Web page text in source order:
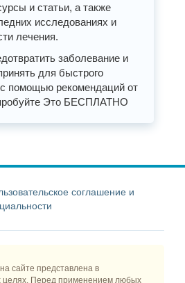
и статьи, а также
исследованиях и
лечения.
заболевание и
для быстрого
помощью рекомендаций от
Это БЕСПЛАТНО
соглашение и
сайте представлена в
целях. Перед применением любых